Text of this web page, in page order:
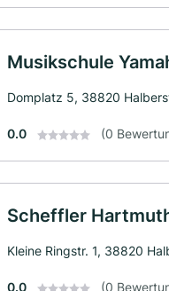
Musikschule
Domplatz 5, 38820
0.0 (0
Scheffler
Kleine Ringstr. 1, 38820
0.0 (0